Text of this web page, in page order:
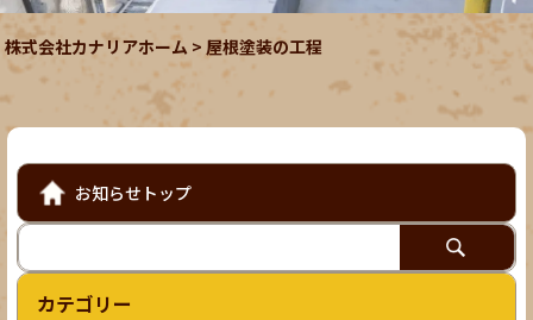
株式会社カナリアホーム >屋根塗装の工程
お知らせトップ
カテゴリー